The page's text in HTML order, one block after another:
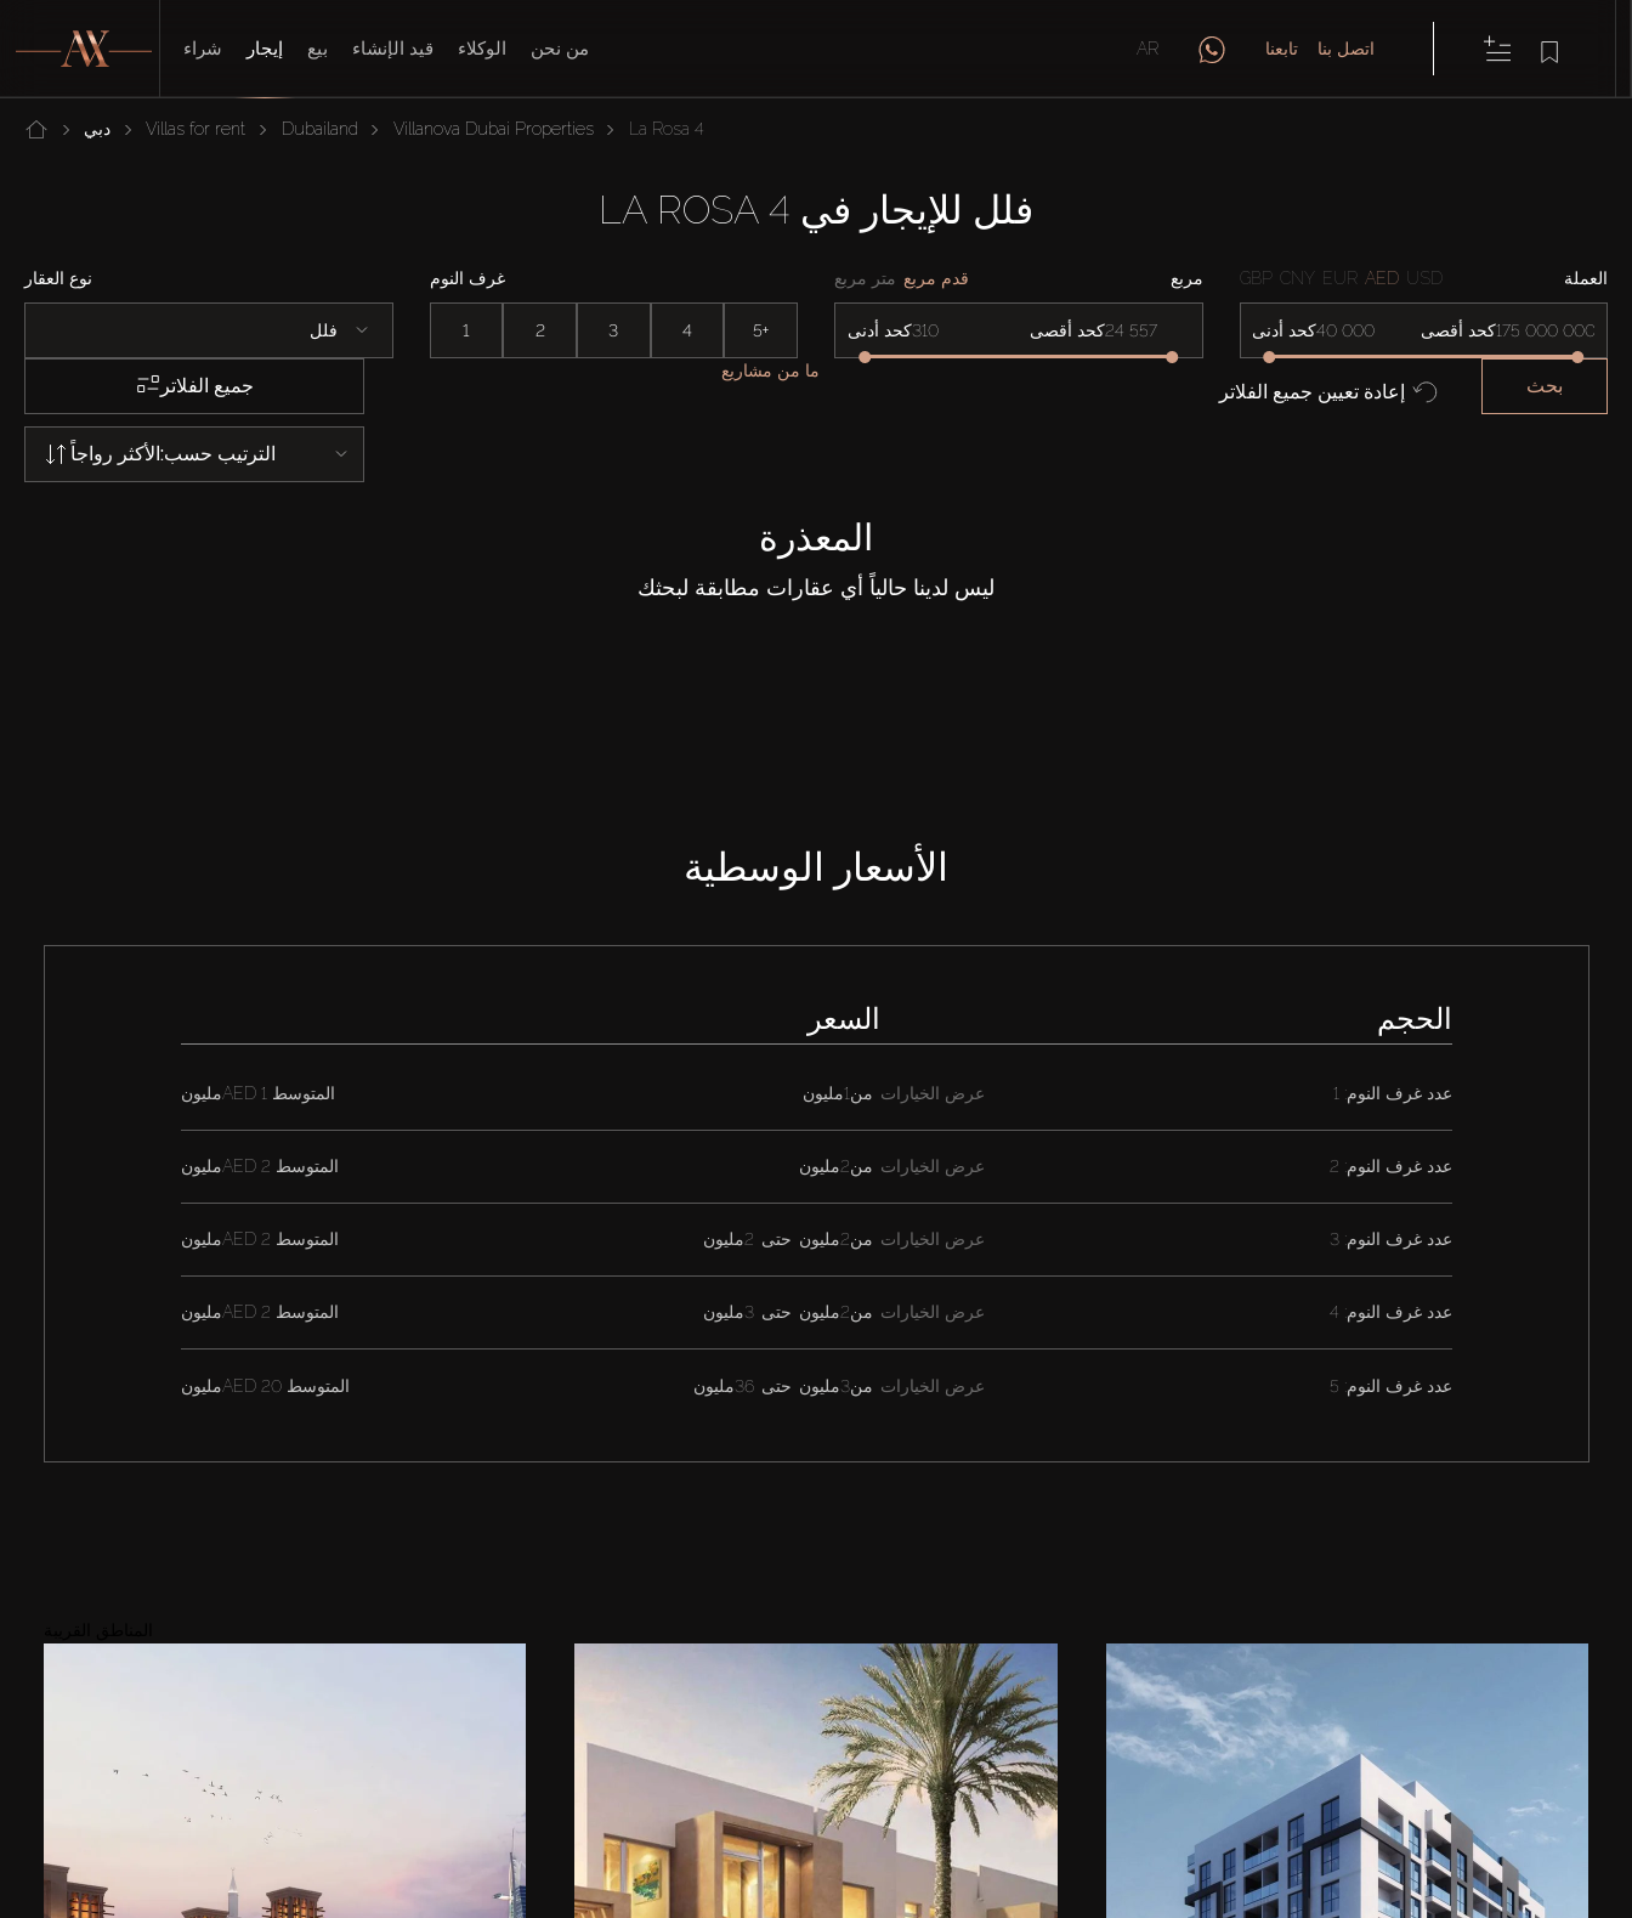
شراء إيجار بيع قيد الإنشاء الوكلاء من نحن AR تابعنا اتصل بنا
دبي Villas for rent Dubailand Villanova Dubai Properties La Rosa 4
فلل للإيجار في LA ROSA 4
نوع العقار
فلل
غرف النوم
1 2 3 4 5+
مربع متر مربع قدم مربع
كحد أدنى كحد أقصى
العملة GBP CNY EUR AED USD
كحد أدنى كحد أقصى
جميع الفلاتر
ما من مشاريع
إعادة تعيين جميع الفلاتر بحث
الأكثر رواجاًالترتيب حسب:
المعذرة
ليس لدينا حالياً أي عقارات مطابقة لبحثك
الأسعار الوسطية
الحجم
عدد غرف النوم: 1 عرض الخيارات
عدد غرف النوم: 2 عرض الخيارات
عدد غرف النوم: 3 عرض الخيارات
عدد غرف النوم: 4 عرض الخيارات
عدد غرف النوم: 5 عرض الخيارات
السعر
من1مليون المتوسط
من2مليون المتوسط
من2مليون حتى 2مليون المتوسط
من2مليون حتى 3مليون المتوسط
من3مليون حتى 36مليون المتوسط AED 20مليون